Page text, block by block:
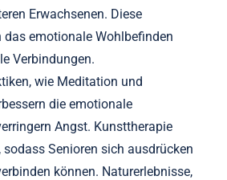
Erwachsenen. Diese
das emotionale Wohlbefinden
Verbindungen.
wie Meditation und
die emotionale
Angst. Kunsttherapie
Senioren sich ausdrücken
können. Naturerlebnisse,